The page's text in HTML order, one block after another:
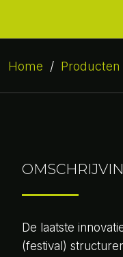
Home / Producten
De laatste
(festival)